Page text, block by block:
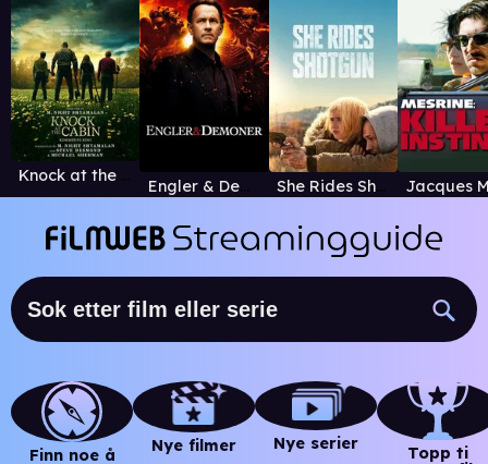
Knock at the Cabin
Engler & Demoner She Rides Shotgun
Finn noe å
Nye filmer Nye serier
Topp ti